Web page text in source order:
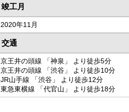
竣工月
2020年11月
交通
京王井の頭線 「神泉」 より徒歩5分
京王井の頭線 「渋谷」 より徒歩10分
JR山手線 「渋谷」 より徒歩12分
東急東横線 「代官山」 より徒歩18分